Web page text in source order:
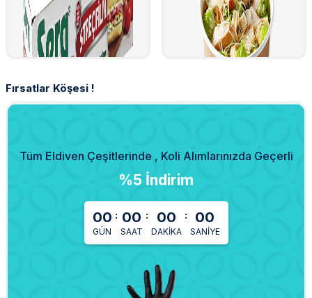
Fırsatlar Köşesi !
Tüm Eldiven Çeşitlerinde , Koli Alımlarınızda Geçerli
%5 İndirim
00
GÜN
: 00
SAAT
: 00
DAKIKA
: 00
SANIYE